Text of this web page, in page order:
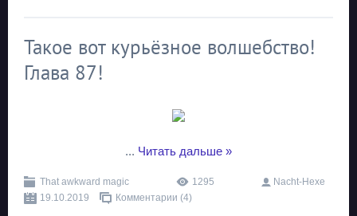
Такое вот курьёзное волшебство!
Глава 87!
... Читать дальше »
That awkward magic 1295
Nacht-Hexe
19.10.2019
Комментарии (4)